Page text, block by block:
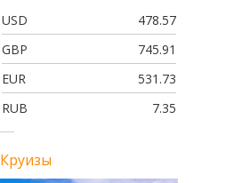
USD
478.57
GBP
745.91
EUR
531.73
RUB
7.35
Круизы